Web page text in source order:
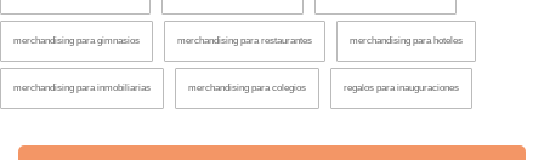
merchandising para gimnasios merchandising para restaurantes merchandising para hoteles
merchandising para inmobiliarias merchandising para colegios regalos para inauguraciones